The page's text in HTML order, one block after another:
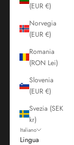
(EUR €)
Norvegia
(EUR €)
Romania
(RON Lei)
Slovenia
(EUR €)
Svezia (SEK
kr)
Italiano
Lingua